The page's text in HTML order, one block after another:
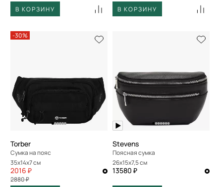
В КОРЗИНУ
В КОРЗИНУ
-30%
Torber
Сумка на пояс
35x14x7 см
2016 ₽
2880 ₽
Stevens
Поясная сумка
26x15x7,5 см
13580 ₽